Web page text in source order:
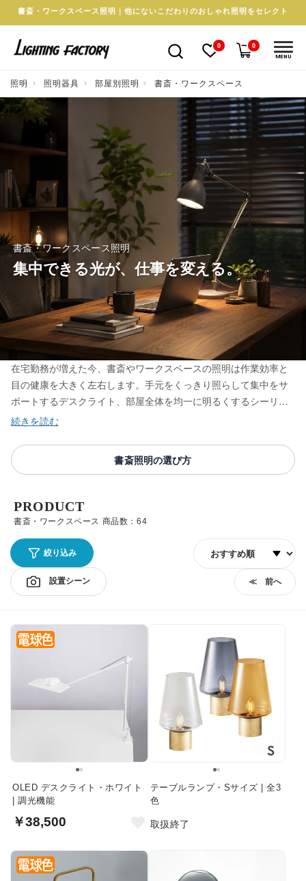
書斎・ワークスペース照明｜他にないこだわりのおしゃれ照明をセレクト
0 0
MENU
照明 照明器具 部屋別照明 書斎・ワークスペース
書斎・ワークスペース照明
集中できる光が、仕事を変える。
在宅勤務が増えた今、書斎やワークスペースの照明は作業効率と
目の健康を大きく左右します。手元をくっきり照らして集中をサ
ポートするデスクライト、部屋全体を均一に明るくするシーリン
グライト、まぶしさを抑えて目への負担を減らす調光・調色対応
たい作業に、電球色のあたたかな光はくつろぎながらの読み物に
と、シーンに合わせて使い分けられます。長時間でも快適に過ご
書斎照明の選び方
書斎・ワークスペース 商品数：64
PRODUCT
絞り込み
設置シーン
並び順
≪ 前へ
OLED デスクライト・ホワイト
| 調光機能
￥38,500
テーブルランプ・Sサイズ | 全3
色
取扱終了